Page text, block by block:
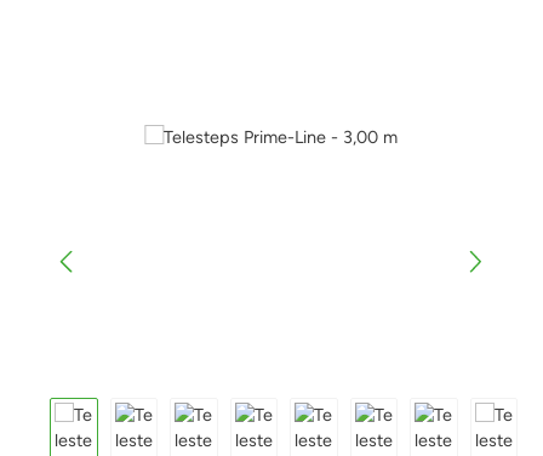
Bildergalerie überspringen